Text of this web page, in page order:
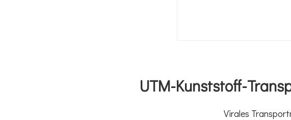
UTM-Kunststoff-
Virales